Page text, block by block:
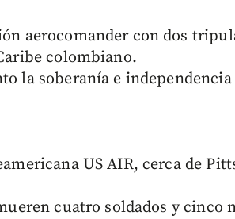
aerocomander con dos
colombiano.
la soberanía e independencia
US AIR, cerca de
cuatro soldados y cinco